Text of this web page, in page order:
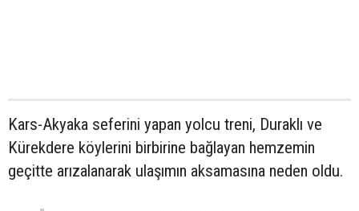
Kars-Akyaka seferini yapan yolcu treni, Duraklı ve
Kürekdere köylerini birbirine bağlayan hemzemin
geçitte arızalanarak ulaşımın aksamasına neden oldu.